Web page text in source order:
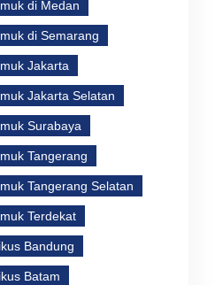
di Medan
di Semarang
Jakarta
Jakarta Selatan
Surabaya
Tangerang
Tangerang Selatan
Terdekat
Bandung
Batam